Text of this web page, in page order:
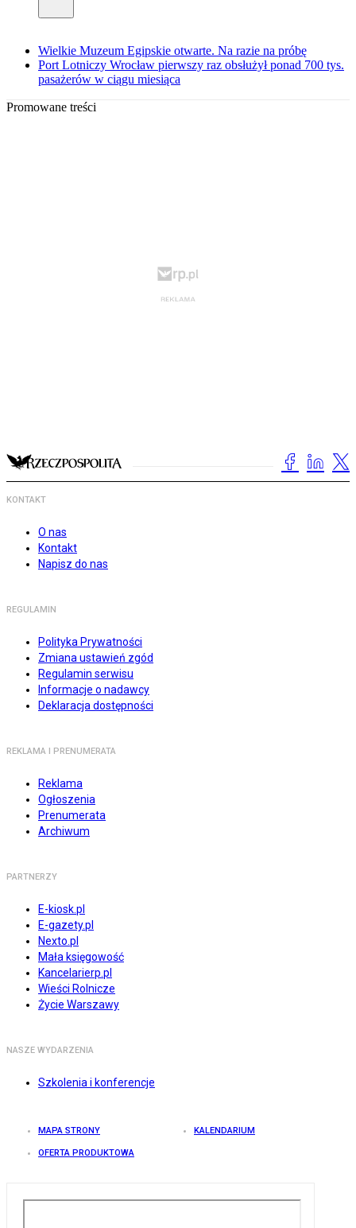
Wielkie Muzeum Egipskie otwarte. Na razie na próbę
Port Lotniczy Wrocław pierwszy raz obsłużył ponad 700 tys.
pasażerów w ciągu miesiąca
Promowane treści
KONTAKT
O nas
Kontakt
Napisz do nas
REGULAMIN
Polityka Prywatności
Zmiana ustawień zgód
Regulamin serwisu
Informacje o nadawcy
Deklaracja dostępności
REKLAMA I PRENUMERATA
Reklama
Ogłoszenia
Prenumerata
Archiwum
PARTNERZY
E-kiosk.pl
E-gazety.pl
Nexto.pl
Mała księgowość
Kancelarierp.pl
Wieści Rolnicze
Życie Warszawy
NASZE WYDARZENIA
Szkolenia i konferencje
MAPA STRONY KALENDARIUM
OFERTA PRODUKTOWA